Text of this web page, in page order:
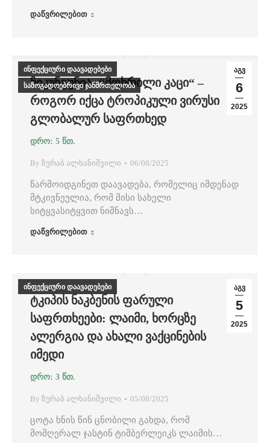
დაწვრილებით
აგვ
6
2025
ინფექციური დაავადებები
საზოგადოებრივი ჯანმრთელობა
ᲩᲘᲙᲣᲜᲒᲣᲜᲘᲐ: “ᲛᲝᲮᲠᲘᲚᲘ ᲙᲐᲪᲘ“ –
ᲠᲝᲒᲝᲠ ᲘᲥᲪᲐ ᲢᲠᲝᲞᲘᲙᲣᲚᲘ ᲕᲘᲠᲣᲡᲘ
ᲒᲚᲝᲑᲐᲚᲣᲠ ᲡᲐᲤᲠᲗᲮᲔᲓ
By ზურაბ ალხანიშვილი 06/08/2025
წარმოიდგინეთ დაავადება, რომელიც იმდენად
მტკივნეულია, რომ მისი სახელი
სიტყვასიტყვით ნიშნავს…
დაწვრილებით
აგვ
5
2025
ინფექციური დაავადებები
ᲢᲙᲘᲞᲘᲡ ᲜᲐᲙᲑᲔᲜᲘᲡ ᲤᲐᲠᲣᲚᲘ
ᲡᲐᲤᲠᲗᲮᲔᲔᲑᲘ: ᲚᲐᲘᲛᲘ, ᲮᲝᲠᲪᲖᲔ
ᲐᲚᲔᲠᲒᲘᲐ ᲓᲐ ᲐᲮᲐᲚᲘ ᲕᲐᲥᲪᲘᲜᲔᲑᲘᲡ
ᲘᲛᲔᲓᲘ
By ზურაბ ალხანიშვილი 05/08/2025
ცოტა ხნის წინ ცნობილი გახდა, რომ
მომღერალ ჯასტინ ტიმბერლეიკს ლაიმის…